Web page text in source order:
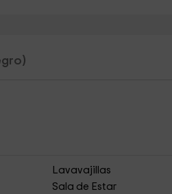
Lavavajillas
Sala de Estar